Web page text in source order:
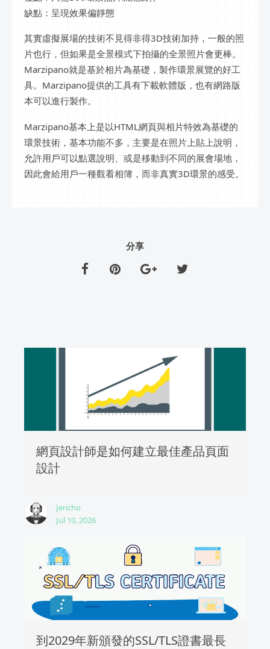
缺點：呈現效果偏靜態
其實虛擬展場的技術不見得非得3D技術加持，一般的照
片也行，但如果是全景模式下拍攝的全景照片會更棒。
Marzipano就是基於相片為基礎，製作環景展覽的好工
具。Marzipano提供的工具有下載軟體版，也有網路版
本可以進行製作。
Marzipano基本上是以HTML網頁與相片特效為基礎的
環景技術，基本功能不多，主要是在照片上貼上說明，
允許用戶可以點選說明、或是移動到不同的展會場地，
因此會給用戶一種觀看相簿，而非真實3D環景的感受。
分享
網頁設計師是如何建立最佳產品頁面
設計
Jericho
Jul 10, 2026
到2029年新頒發的SSL/TLS證書最長